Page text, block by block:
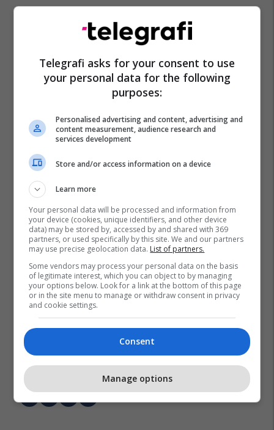
Telegrafi asks for your consent to use
your personal data for the following
purposes:
Personalised advertising and content, advertising and
content measurement, audience research and
services development
Store and/or access information on a device
Learn more
Your personal data will be processed and information from
your device (cookies, unique identifiers, and other device
data) may be stored by, accessed by and shared with 369
partners, or used specifically by this site. We and our partners
may use precise geolocation data. List of partners.
Some vendors may process your personal data on the basis
of legitimate interest, which you can object to by managing
your options below. Look for a link at the bottom of this page
or in the site menu to manage or withdraw consent in privacy
and cookie settings.
Consent
Manage options